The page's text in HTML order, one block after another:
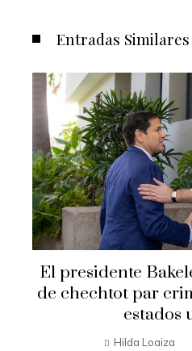
Entradas Similares
Secretario de
visita El
Hilda Loaiza